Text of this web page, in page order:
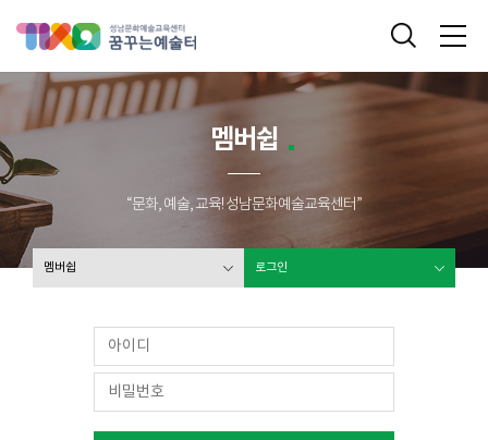
통합검색
멤버쉽
“문화, 예술, 교육! 성남문화예술교육센터”
멤버쉽 로그인